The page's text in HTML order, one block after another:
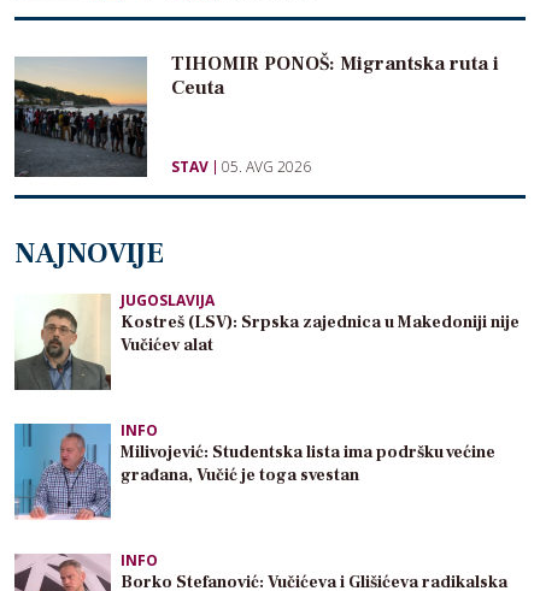
TIHOMIR PONOŠ: Migrantska ruta i
Ceuta
STAV 05. AVG 2026
NAJNOVIJE
JUGOSLAVIJA
Kostreš (LSV): Srpska zajednica u Makedoniji nije
Vučićev alat
INFO
Milivojević: Studentska lista ima podršku većine
građana, Vučić je toga svestan
INFO
Borko Stefanović: Vučićeva i Glišićeva radikalska